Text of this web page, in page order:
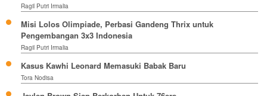
Ragil Putri Irmalia
Misi Lolos Olimpiade, Perbasi Gandeng Thrix untuk
Pengembangan 3x3 Indonesia
Ragil Putri Irmalia
Kasus Kawhi Leonard Memasuki Babak Baru
Tora Nodisa